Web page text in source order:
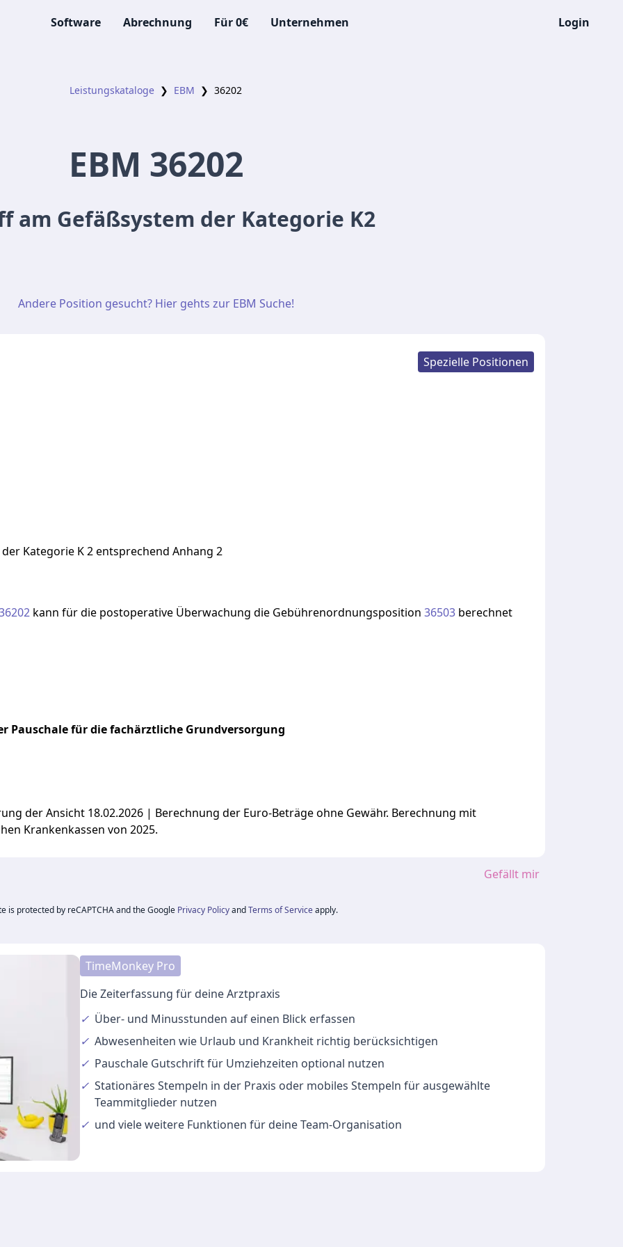
Software Abrechnung Für 0€ Unternehmen Login
Leistungskataloge ❯ EBM ❯ 36202
EBM 36202
am Gefäßsystem der Kategorie K2
Andere Position gesucht? Hier gehts zur EBM Suche!
Spezielle Positionen
Kategorie K 2 entsprechend Anhang 2
kann fürdie postoperative Überwachung die Gebührenordnungsposition 36503 berechnet
Pauschale für die fachärztliche Grundversorgung
der Ansicht 18.02.2026 | Berechnung der Euro-Beträge ohne Gewähr. Berechnung mit
Krankenkassen von 2025.
Gefällt mir
is protected by reCAPTCHA and the Google Privacy Policy and Terms of Service apply.
TimeMonkey Pro
Die Zeiterfassung für deine Arztpraxis
✓ Über- und Minusstunden auf einen Blick erfassen
✓ Abwesenheitenwie Urlaub und Krankheit richtig berücksichtigen
✓ Pauschale Gutschriftfür Umziehzeiten optional nutzen
✓ Stationäres Stempeln in der Praxis oder mobiles Stempeln für ausgewählte
Teammitglieder nutzen
✓ und vieleweitere Funktionenfür deine Team-Organisation